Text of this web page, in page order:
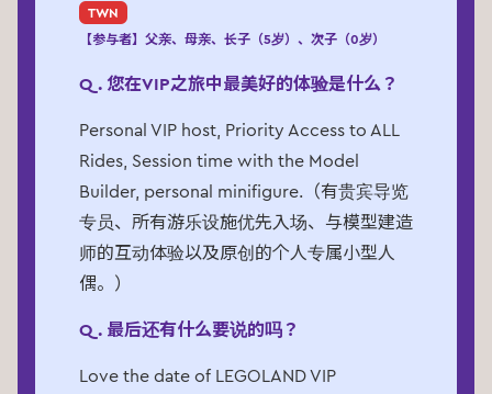
TWN
【参与者】父亲、母亲、长子（5岁）、次子（0岁）
Q. 您在VIP之旅中最美好的体验是什么？
Personal VIP host, Priority Access to ALL
Rides, Session time with the Model
Builder, personal minifigure.（有贵宾导览
专员、所有游乐设施优先入场、与模型建造
师的互动体验以及原创的个人专属小型人
偶。）
Q. 最后还有什么要说的吗？
Love the date of LEGOLAND VIP